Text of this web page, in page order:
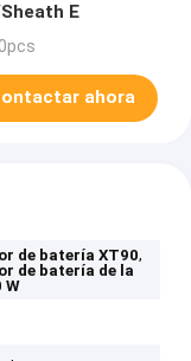
E
ahora
de batería XT90,
de batería de la
W